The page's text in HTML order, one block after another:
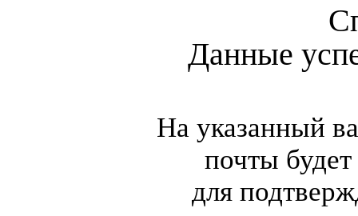
Данные
На указанный
почты
для